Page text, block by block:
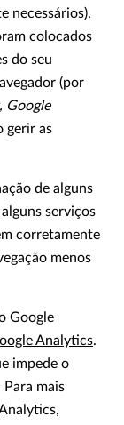
necessários).
colocados
do seu
(por
Google
gerir as
de alguns
serviços
corretamente
menos
Google
Analytics.
impede o
mais